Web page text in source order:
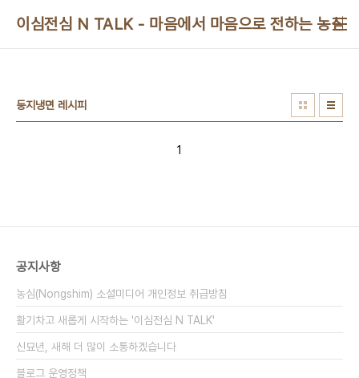
이심전심 N TALK - 마음에서 마음으로 전하는 농심
둥지냉면 레시피
1
공지사항
농심(Nongshim) 소셜미디어 개인정보 취급방침
활기차고 새롭게 시작하는 '이심전심 N TALK'
신묘년, 새해 더 많이 소통하겠습니다
블로그 운영정책